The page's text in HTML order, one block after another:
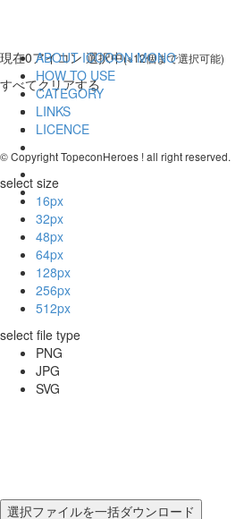
現在0アイコン 選択中(※12個まで選択可能)
すべてクリアする
select size
16px
32px
48px
64px
128px
256px
512px
select file type
PNG
JPG
SVG
ABOUT ICOOON MONO
HOW TO USE
CATEGORY
LINKS
LICENCE
© Copyright TopeconHeroes ! all right reserved.